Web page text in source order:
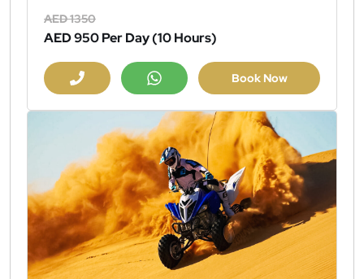
AED 1350
AED 950Per Day (10 Hours)
Book Now